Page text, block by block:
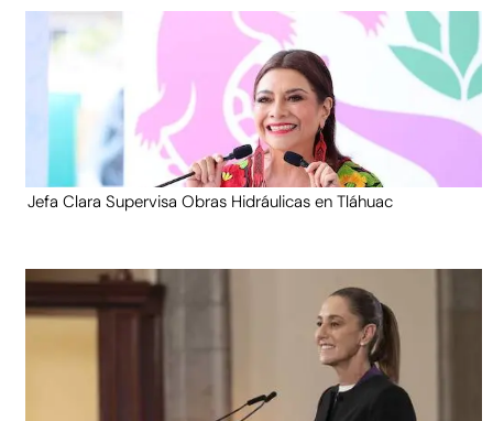
Jefa Clara Supervisa Obras Hidráulicas en Tláhuac